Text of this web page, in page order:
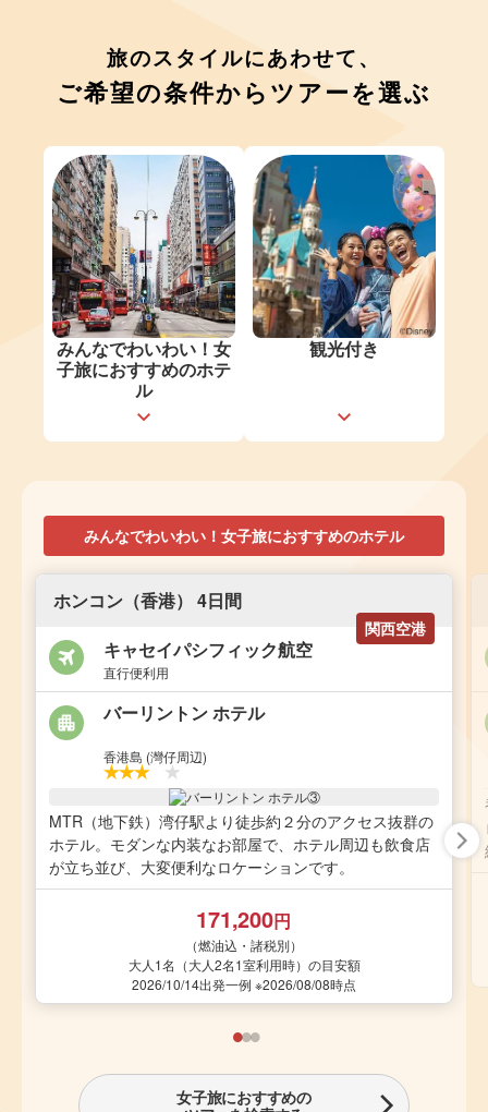
旅のスタイルにあわせて、
ご希望の条件からツアーを選ぶ
みんなでわいわい！女
子旅におすすめのホテ
ル
観光付き
みんなでわいわい！女子旅におすすめのホテル
ホンコン（香港） 4日間
関西空港
キャセイパシフィック航空
直行便利用
バーリントン ホテル
香港島 (灣仔周辺)
MTR（地下鉄）湾仔駅より徒歩約２分のアクセス抜群の
ホテル。モダンな内装なお部屋で、ホテル周辺も飲食店
が立ち並び、大変便利なロケーションです。
171,200円
（燃油込・諸税別）
大人1名（大人2名1室利用時）の目安額
2026/10/14出発一例 ※2026/08/08時点
女子旅におすすめの